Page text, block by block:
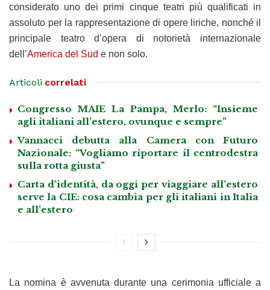
considerato uno dei primi cinque teatri più qualificati in
assoluto per la rappresentazione di opere liriche, nonché il
principale teatro d’opera di notorietà internazionale
dell’America del Sud e non solo.
Articoli correlati
Congresso MAIE La Pampa, Merlo: “Insieme
agli italiani all’estero, ovunque e sempre”
Vannacci debutta alla Camera con Futuro
Nazionale: “Vogliamo riportare il centrodestra
sulla rotta giusta”
Carta d’identità, da oggi per viaggiare all’estero
serve la CIE: cosa cambia per gli italiani in Italia
e all’estero
La nomina è avvenuta durante una cerimonia ufficiale a